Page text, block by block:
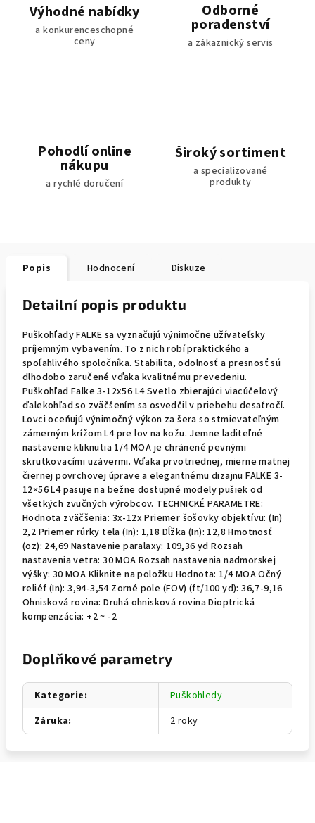
Výhodné nabídky
a konkurenceschopné
ceny
Odborné
poradenství
a zákaznický servis
Pohodlí online
nákupu
a rychlé doručení
Široký sortiment
a specializované
produkty
Popis Hodnocení Diskuze
Detailní popis produktu
Puškohľady FALKE sa vyznačujú výnimočne užívateľsky
príjemným vybavením. To z nich robí praktického a
spoľahlivého spoločníka. Stabilita, odolnosť a presnosť sú
dlhodobo zaručené vďaka kvalitnému prevedeniu.
Puškohľad Falke 3-12x56 L4 Svetlo zbierajúci viacúčelový
ďalekohľad so zväčšením sa osvedčil v priebehu desaťročí.
Lovci oceňujú výnimočný výkon za šera so stmievateľným
zámerným krížom L4 pre lov na kožu. Jemne laditeľné
nastavenie kliknutia 1/4 MOA je chránené pevnými
skrutkovacími uzávermi. Vďaka prvotriednej, mierne matnej
čiernej povrchovej úprave a elegantnému dizajnu FALKE 3-
12×56 L4 pasuje na bežne dostupné modely pušiek od
všetkých zvučných výrobcov. TECHNICKÉ PARAMETRE:
Hodnota zväčšenia: 3x-12x Priemer šošovky objektívu: (In)
2,2 Priemer rúrky tela (In): 1,18 Dĺžka (In): 12,8 Hmotnosť
(oz): 24,69 Nastavenie paralaxy: 109,36 yd Rozsah
nastavenia vetra: 30 MOA Rozsah nastavenia nadmorskej
výšky: 30 MOA Kliknite na položku Hodnota: 1/4 MOA Očný
reliéf (In): 3,94-3,54 Zorné pole (FOV) (ft/100 yd): 36,7-9,16
Ohnisková rovina: Druhá ohnisková rovina Dioptrická
kompenzácia: +2 ~ -2
Doplňkové parametry
Kategorie:
Puškohledy
Záruka: 2 roky